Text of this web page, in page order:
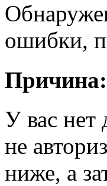
ошибки,
Причина:
У вас нет
не
ниже, а